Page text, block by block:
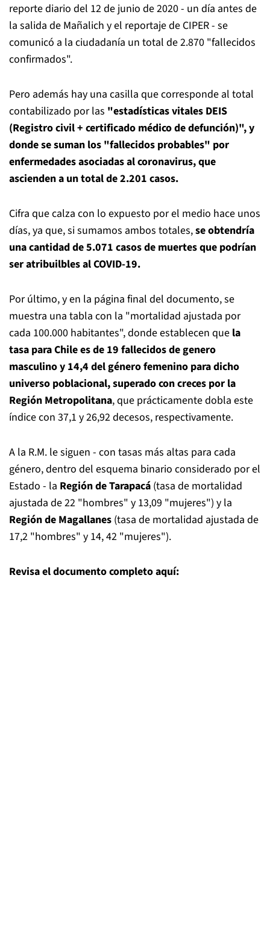
reporte diario del 12 de junio de 2020 - un día antes de
la salida de Mañalich y el reportaje de CIPER - se
comunicó a la ciudadanía un total de 2.870 "fallecidos
confirmados".
Pero además hay una casilla que corresponde al total
contabilizado por las "estadísticas vitales DEIS
(Registro civil + certificado médico de defunción)", y
donde se suman los "fallecidos probables" por
enfermedades asociadas al coronavirus, que
ascienden a un total de 2.201 casos.
Cifra que calza con lo expuesto por el medio hace unos
días, ya que, si sumamos ambos totales,se obtendría
una cantidad de 5.071 casos de muertes que podrían
ser atribuilbles al COVID-19.
Por último, y en la página final del documento, se
muestra una tabla con la "mortalidad ajustada por
cada 100.000 habitantes", donde establecen que la
tasa para Chile es de 19 fallecidos de genero
masculino y 14,4 del género femenino para dicho
universo poblacional, superado con creces por la
Región Metropolitana, que prácticamente dobla este
índice con 37,1 y 26,92 decesos, respectivamente.
A la R.M. le siguen - con tasas más altas para cada
género, dentro del esquema binario considerado por el
Estado - la Región de Tarapacá (tasa de mortalidad
ajustada de 22 "hombres" y 13,09 "mujeres") y la
Región de Magallanes (tasa de mortalidad ajustada de
17,2 "hombres" y 14, 42 "mujeres").
Revisa el documento completo aquí: